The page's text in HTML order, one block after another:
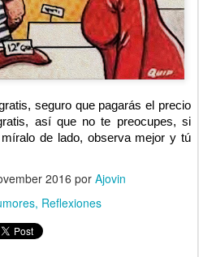
seguro que pagarás el precio
así que no te preocupes, si
de lado, observa mejor y tú
2016 por Ajovin
Reflexiones